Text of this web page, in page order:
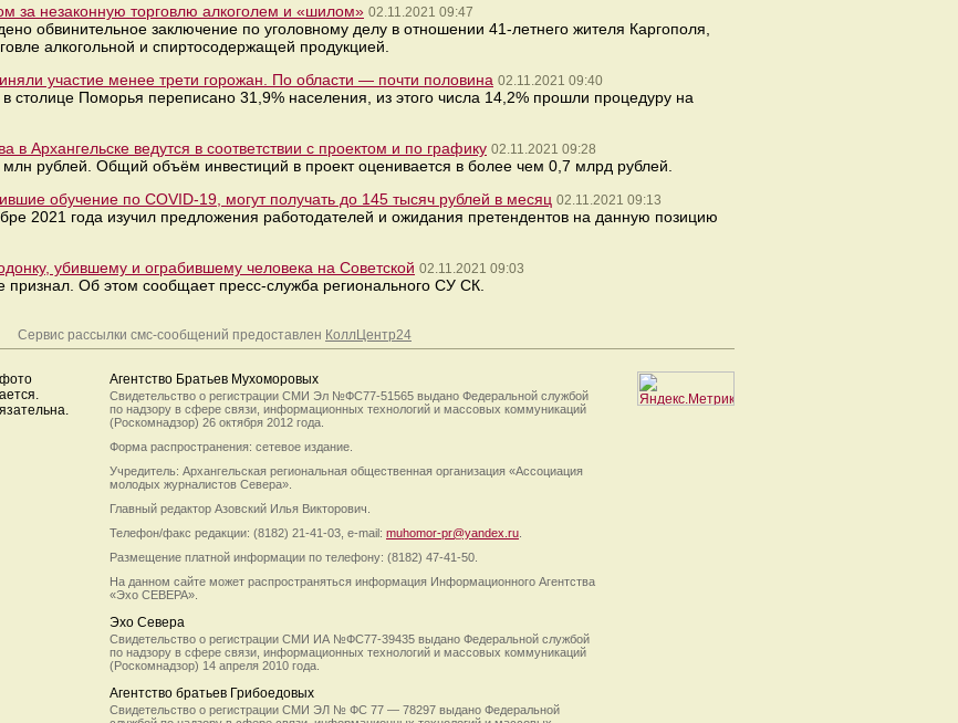
за незаконную торговлю алкоголем и «шилом» 02.11.2021 09:47
обвинительное заключение по уголовному делу в отношении 41-летнего жителя Каргополя,
алкогольной и спиртосодержащей продукцией.
участие менее трети горожан. По области — почти половина 02.11.2021 09:40
столице Поморья переписано 31,9% населения, из этого числа 14,2% прошли процедуру на
в Архангельске ведутся в соответствии с проектом и по графику 02.11.2021 09:28
рублей. Общий объём инвестиций в проект оценивается в более чем 0,7 млрд рублей.
обучение по COVID-19, могут получать до 145 тысяч рублей в месяц 02.11.2021 09:13
2021 года изучил предложения работодателей и ожидания претендентов на данную позицию
убившему и ограбившему человека на Советской 02.11.2021 09:03
Об этом сообщает пресс-служба регионального СУ СК.
Сервис рассылки смс-сообщений предоставлен КоллЦентр24
Агентство Братьев Мухоморовых
Свидетельство о регистрации СМИ Эл №ФС77-51565 выдано Федеральной службой
по надзору в сфере связи, информационных технологий и массовых коммуникаций
(Роскомнадзор) 26 октября 2012 года.
Форма распространения: сетевое издание.
Учредитель: Архангельская региональная общественная организация «Ассоциация
молодых журналистов Севера».
Главный редактор Азовский Илья Викторович.
Телефон/факс редакции: (8182) 21-41-03, e-mail: muhomor-pr@yandex.ru
Размещение платной информации по телефону: (8182) 47-41-50.
На данном сайте может распространяться информация Информационного Агентства
«Эхо СЕВЕРА».
Эхо Севера
Свидетельство о регистрации СМИ ИА №ФС77-39435 выдано Федеральной службой
по надзору в сфере связи, информационных технологий и массовых коммуникаций
(Роскомнадзор) 14 апреля 2010 года.
Агентство братьев Грибоедовых
Свидетельство о регистрации СМИ ЭЛ № ФС 77 — 78297 выдано Федеральной